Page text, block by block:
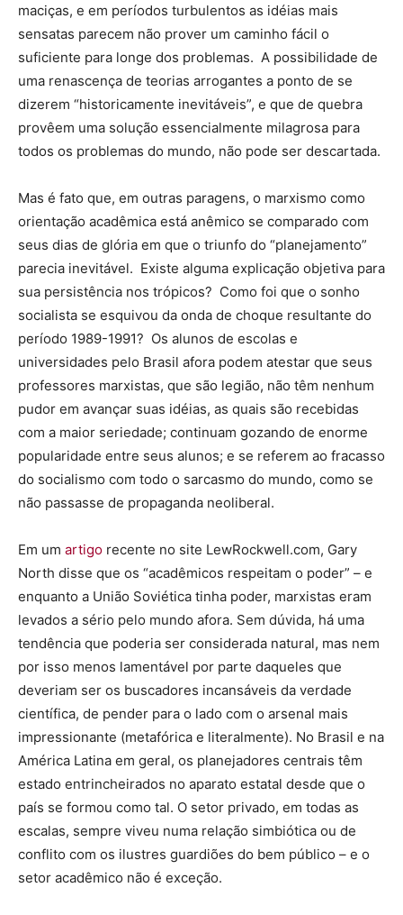
maciças, e em períodos turbulentos as idéias mais
sensatas parecem não prover um caminho fácil o
suficiente para longe dos problemas. A possibilidade de
uma renascença de teorias arrogantes a ponto de se
dizerem “historicamente inevitáveis”, e que de quebra
provêem uma solução essencialmente milagrosa para
todos os problemas do mundo, não pode ser descartada.
Mas é fato que, em outras paragens, o marxismo como
orientação acadêmica está anêmico se comparado com
seus dias de glória em que o triunfo do “planejamento”
parecia inevitável. Existe alguma explicação objetiva para
sua persistência nos trópicos? Como foi que o sonho
socialista se esquivou da onda de choque resultante do
período 1989-1991? Os alunos de escolas e
universidades pelo Brasil afora podem atestar que seus
professores marxistas, que são legião, não têm nenhum
pudor em avançar suas idéias, as quais são recebidas
com a maior seriedade; continuam gozando de enorme
popularidade entre seus alunos; e se referem ao fracasso
do socialismo com todo o sarcasmo do mundo, como se
não passasse de propaganda neoliberal.
Em um artigo recente no site LewRockwell.com, Gary
North disse que os “acadêmicos respeitam o poder” – e
enquanto a União Soviética tinha poder, marxistas eram
levados a sério pelo mundo afora. Sem dúvida, há uma
tendência que poderia ser considerada natural, mas nem
por isso menos lamentável por parte daqueles que
deveriam ser os buscadores incansáveis da verdade
científica, de pender para o lado com o arsenal mais
impressionante (metafórica e literalmente). No Brasil e na
América Latina em geral, os planejadores centrais têm
estado entrincheirados no aparato estatal desde que o
país se formou como tal. O setor privado, em todas as
escalas, sempre viveu numa relação simbiótica ou de
conflito com os ilustres guardiões do bem público – e o
setor acadêmico não é exceção.